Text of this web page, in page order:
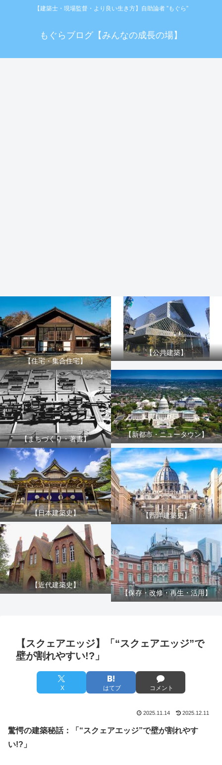
【建築士・現場監督・より良い生き方】自助論者 ”もぐら”
もぐらブログ【みんなの成長の場】
【住宅・集合住宅】
【公共建築】
【まちづくり・著書】
【新都市・ニュータウン】
【日本建築史】 【西洋建築史】
【近代建築史】
【保存・改修・再生・活用】
【スクェアエッジ】「“スクェアエッジ”で
壁が割れやすい!?」
X はてブ コメント
2025.11.14 2025.12.11
C
h
驚愕の建築秘話：「“スクェアエッジ”で壁が割れやす
い!?」